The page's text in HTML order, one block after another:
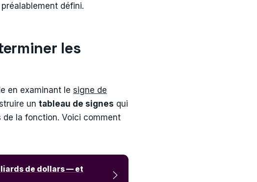
défini.
les
en examinant le signe de
un tableau de signes qui
la fonction. Voici comment
de dollars — et